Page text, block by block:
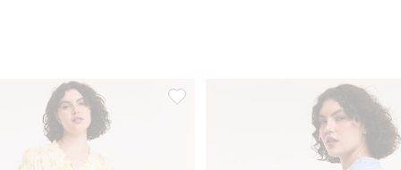
Lisää suosikkeihin Kukkakuvioinen mekko